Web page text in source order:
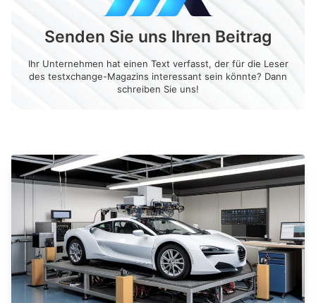
Senden Sie uns Ihren Beitrag
Ihr Unternehmen hat einen Text verfasst, der für die Leser
des testxchange-Magazins interessant sein könnte? Dann
schreiben Sie uns!